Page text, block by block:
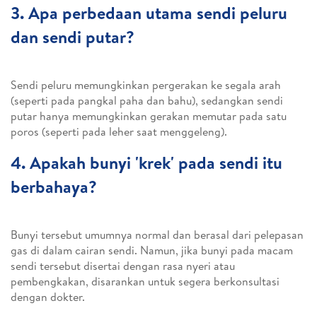
3. Apa perbedaan utama sendi peluru
dan sendi putar?
Sendi peluru memungkinkan pergerakan ke segala arah
(seperti pada pangkal paha dan bahu), sedangkan sendi
putar hanya memungkinkan gerakan memutar pada satu
poros (seperti pada leher saat menggeleng).
4. Apakah bunyi 'krek' pada sendi itu
berbahaya?
Bunyi tersebut umumnya normal dan berasal dari pelepasan
gas di dalam cairan sendi. Namun, jika bunyi pada macam
sendi tersebut disertai dengan rasa nyeri atau
pembengkakan, disarankan untuk segera berkonsultasi
dengan dokter.